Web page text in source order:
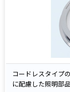
コードレスタイプ
に配慮した照明部品